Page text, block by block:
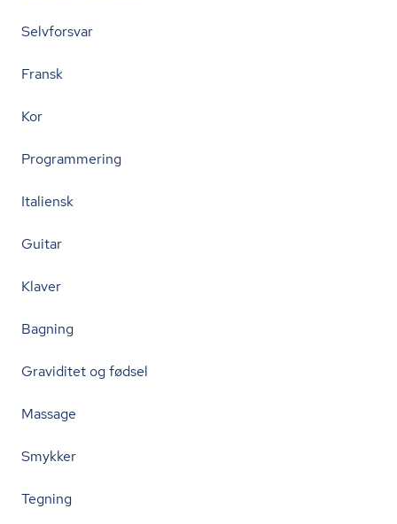
Selvforsvar
Fransk
Kor
Programmering
Italiensk
Guitar
Klaver
Bagning
Graviditet og fødsel
Massage
Smykker
Tegning